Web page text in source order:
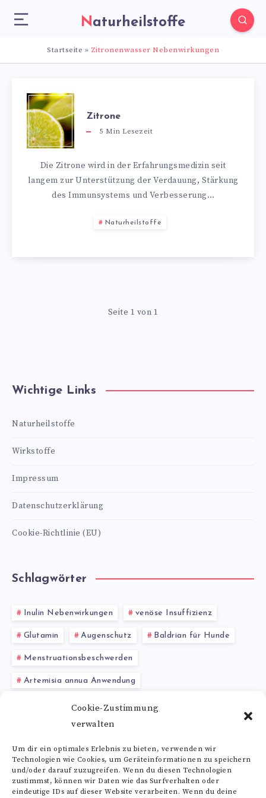
Cookie-Zustimmung
verwalten
Um dir ein optimales Erlebnis zu bieten, verwenden wir
Technologien wie Cookies, um Geräteinformationen zu speichern
und/oder darauf zuzugreifen. Wenn du diesen Technologien
zustimmst, können wir Daten wie das Surfverhalten oder
eindeutige IDs auf dieser Website verarbeiten. Wenn du deine
Naturheilstoffe
Startseite » Zitronenwasser Nebenwirkungen
Zitrone
5 Min Lesezeit
Die Zitrone wird in der Erfahrungsmedizin seit
langem zur Unterstützung der Verdauung, Stärkung
des Immunsystems und Verbesserung…
Naturheilstoffe
Seite 1 von 1
Wichtige Links
Naturheilstoffe
Wirkstoffe
Impressum
Datenschutzerklärung
Cookie-Richtlinie (EU)
Schlagwörter
Inulin Nebenwirkungen venöse Insuffizienz
Glutamin Augenschutz Baldrian für Hunde
Menstruationsbeschwerden
Artemisia annua Anwendung
Hormonersatztherapie
Eichenrinde Tee Echtes Seifenkraut
Alle Schlagwörter